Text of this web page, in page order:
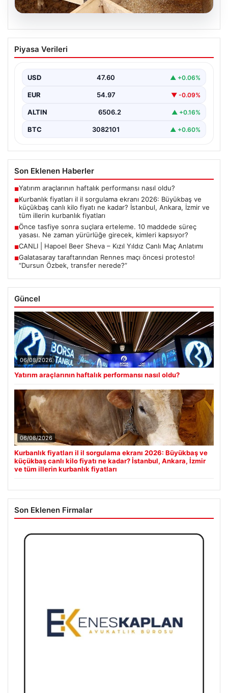
06.08.2026
Kurbanlık fiyatları il il sorgulama ekranı
2026: Büyükbaş ve küçükbaş canlı kilo
ve tüm illerin kurbanlık fiyatları
2026 Kurban Bayramı öncesinde en çok merak edilen
konulardan biri olan kurbanlık fiyatları netleşmeye…
Piyasa Verileri
USD 47.60 ▲ +0.06%
EUR 54.97 ▼ -0.09%
ALTIN 6506.2 ▲ +0.16%
BTC 3082101 ▲ +0.60%
Son Eklenen Haberler
■Yatırım araçlarının haftalık performansı nasıl oldu?
■Kurbanlık fiyatları il il sorgulama ekranı 2026: Büyükbaş ve
küçükbaş canlı kilo fiyatı ne kadar? İstanbul, Ankara, İzmir ve
tüm illerin kurbanlık fiyatları
■Önce tasfiye sonra suçlara erteleme. 10 maddede süreç
yasası. Ne zaman yürürlüğe girecek, kimleri kapsıyor?
■CANLI | Hapoel Beer Sheva – Kızıl Yıldız Canlı Maç Anlatımı
■Galatasaray taraftarından Rennes maçı öncesi protesto!
“Dursun Özbek, transfer nerede?”
Güncel
06/08/2026
Yatırım araçlarının haftalık performansı nasıl oldu?
06/08/2026
Kurbanlık fiyatları il il sorgulama ekranı 2026: Büyükbaş ve
küçükbaş canlı kilo fiyatı ne kadar? İstanbul, Ankara, İzmir
ve tüm illerin kurbanlık fiyatları
Son Eklenen Firmalar